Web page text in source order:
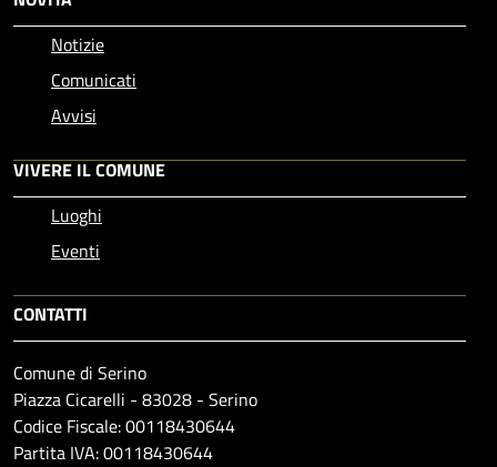
Notizie
Comunicati
Avvisi
VIVERE IL COMUNE
Luoghi
Eventi
CONTATTI
Comune di Serino
Piazza Cicarelli - 83028 - Serino
Codice Fiscale: 00118430644
Partita IVA: 00118430644